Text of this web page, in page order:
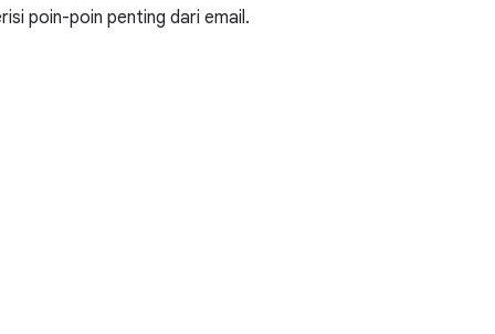
poin-poin penting dari email.